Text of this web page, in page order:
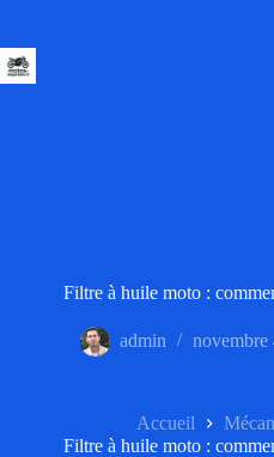
contenu
Filtre à huile moto :
admin novembre
Accueil
Filtre à huile moto :